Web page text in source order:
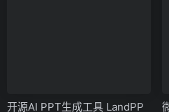
开源AI PPT生成工具 LandPP